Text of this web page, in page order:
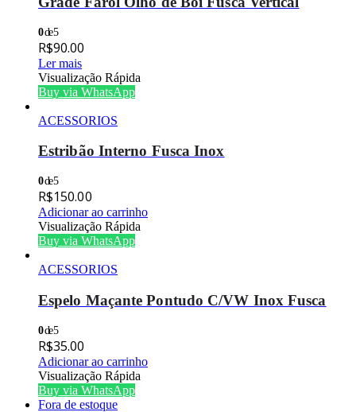
0de 5
R$90.00
Ler mais
Visualização Rápida
Buy via WhatsApp
ACESSORIOS
Estribão Interno Fusca Inox
0de 5
R$150.00
Adicionar ao carrinho
Visualização Rápida
Buy via WhatsApp
ACESSORIOS
Espelo Maçante Pontudo C/VW Inox Fusca
0de 5
R$35.00
Adicionar ao carrinho
Visualização Rápida
Buy via WhatsApp
Fora de estoque